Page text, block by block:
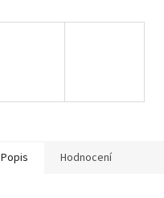
Popis Hodnocení